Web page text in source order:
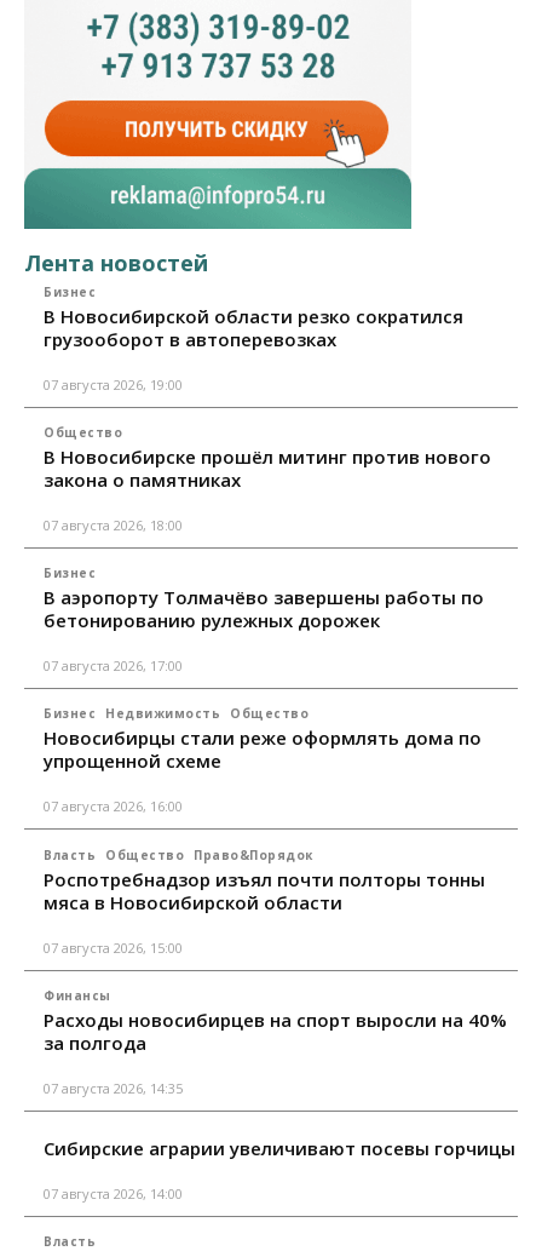
Лента новостей
Бизнес
В Новосибирской области резко сократился
грузооборот в автоперевозках
07 августа 2026, 19:00
Общество
В Новосибирске прошёл митинг против нового
закона о памятниках
07 августа 2026, 18:00
Бизнес
В аэропорту Толмачёво завершены работы по
бетонированию рулежных дорожек
07 августа 2026, 17:00
Бизнес Недвижимость Общество
Новосибирцы стали реже оформлять дома по
упрощенной схеме
07 августа 2026, 16:00
Власть Общество Право&Порядок
Роспотребнадзор изъял почти полторы тонны
мяса в Новосибирской области
07 августа 2026, 15:00
Финансы
Расходы новосибирцев на спорт выросли на 40%
за полгода
07 августа 2026, 14:35
Сибирские аграрии увеличивают посевы горчицы
07 августа 2026, 14:00
Власть